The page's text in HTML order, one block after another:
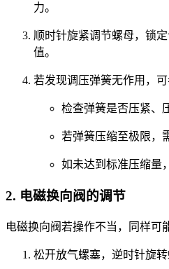
力。
顺时针旋紧调节螺母，锁
值。
若发现调压弹簧无作用，可
检查弹簧是否压紧、
若弹簧压缩至极限，
如未达到标准压缩量
2. 电磁换向阀的调节
电磁换向阀若操作不当，同样可
松开放气螺塞，逆时针旋转